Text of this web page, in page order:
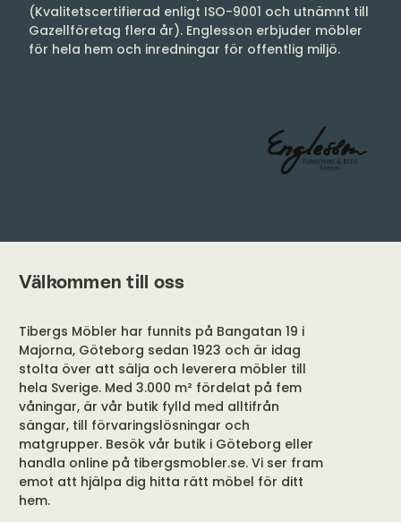
(Kvalitetscertifierad enligt ISO-9001 och utnämnt till
Gazellföretag flera år). Englesson erbjuder möbler
för hela hem och inredningar för offentlig miljö.
Välkommen till oss
Tibergs Möbler har funnits på Bangatan 19 i
Majorna, Göteborg sedan 1923 och är idag
stolta över att sälja och leverera möbler till
hela Sverige. Med 3.000 m² fördelat på fem
våningar, är vår butik fylld med alltifrån
sängar, till förvaringslösningar och
matgrupper. Besök vår butik i Göteborg eller
handla online på tibergsmobler.se. Vi ser fram
emot att hjälpa dig hitta rätt möbel för ditt
hem.